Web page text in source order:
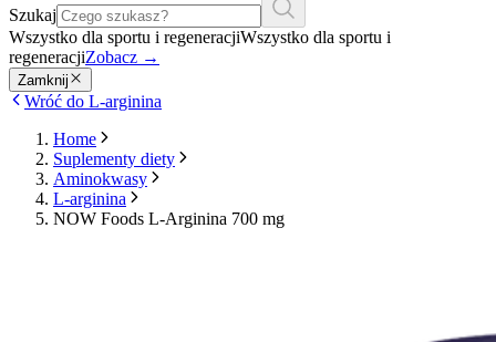
Szukaj
Wszystko dla sportu i regeneracjiWszystko dla sportu i
regeneracjiZobacz →
Zamknij
Wróć do L-arginina
Home
Suplementy diety
Aminokwasy
L-arginina
NOW Foods L-Arginina 700 mg